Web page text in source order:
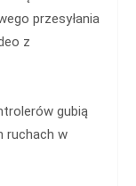
przesyłania
z
gubią
ruchach w